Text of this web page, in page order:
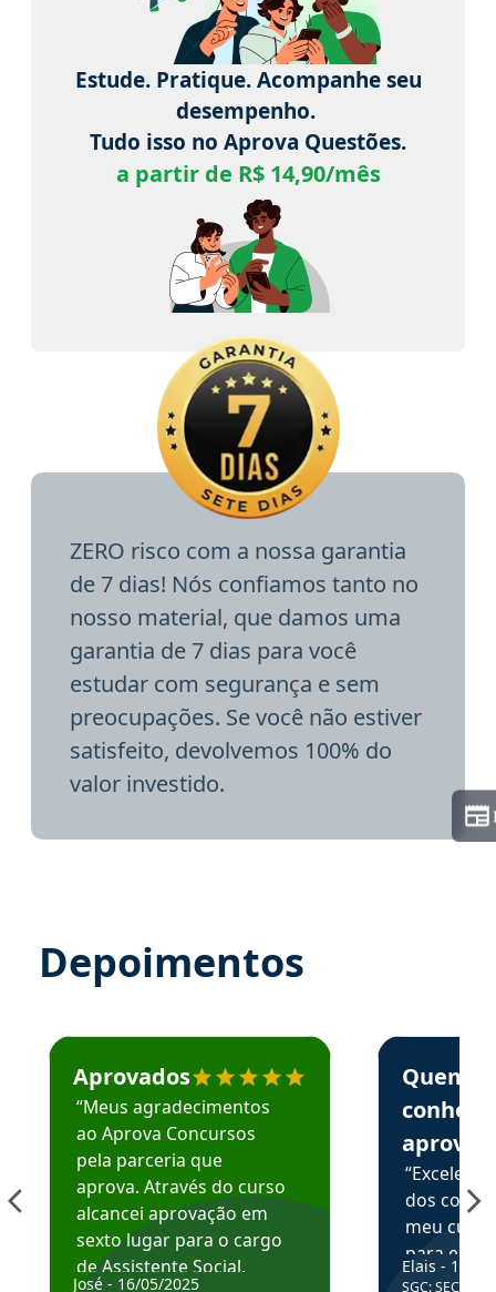
Estude. Pratique. Acompanhe seu
desempenho.
Tudo isso no Aprova Questões.
a partir de R$ 14,90/mês
ZERO risco com a nossa garantia
de 7 dias! Nós confiamos tanto no
nosso material, que damos uma
garantia de 7 dias para você
estudar com segurança e sem
preocupações. Se você não estiver
satisfeito, devolvemos 100% do
valor investido.
Depoimentos
Estudante José recomenda o Aprova Concursos em
Aprovados
“Meus agradecimentos
ao Aprova Concursos
pela parceria que
aprova. Através do curso
alcancei aprovação em
sexto lugar para o cargo
de Assistente Social.
José - 16/05/2025
Estudante
Quem
aprova
dos
meu
para
colocar
Elais - 15/
SGC: SEC BA